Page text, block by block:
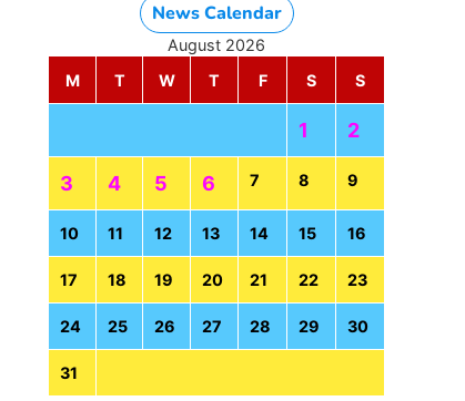
News Calendar
August 2026
M
T W T F S S
1 2
3 4 5 6 7 8 9
10 11 12 13 14 15 16
17 18 19 20 21 22 23
24 25 26 27 28 29 30
31